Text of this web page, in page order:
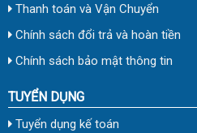
Thanh toán và Vận Chuyển
Chính sách đổi trả và hoàn tiền
Chính sách bảo mật thông tin
TUYỂN DỤNG
Tuyển dụng kế toán